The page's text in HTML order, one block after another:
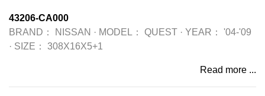
43206-CA000
BRAND：
NISSAN · MODEL： QUEST · YEAR：
'04-'09
· SIZE： 308X16X5+1
Read more ...